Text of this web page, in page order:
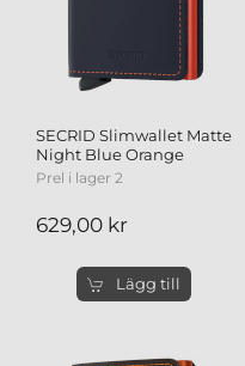
SECRID Slimwallet Matte
Night Blue Orange
Prel i lager 2
629,00 kr
Lägg till